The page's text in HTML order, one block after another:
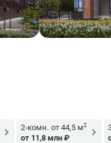
2-комн. от 44,5 м2
от 11,8 млн ₽